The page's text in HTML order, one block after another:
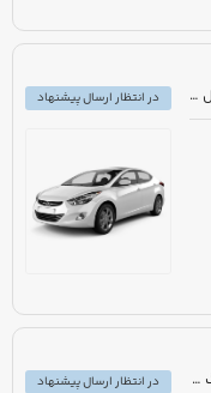
مزایده دولتی خودرو هیوندای النترا GLS-2000 مدل 2017 رنگ سفید
در انتظار ارسال پیشنهاد
مزایده دولتی خودرو MVM-X55 PRO مدل 1401 رنگ مشکی
در انتظار ارسال پیشنهاد